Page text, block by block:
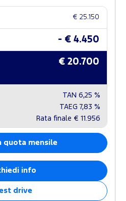
€ 25.150
- € 4.450
€ 20.700
TAN 6,25 %
TAEG 7,83 %
Rata finale € 11.956
quota mensile
info
drive